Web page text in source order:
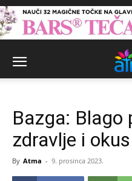
Bazga: Blago
zdravlje i okus
By Atma - 9. prosinca 2023.